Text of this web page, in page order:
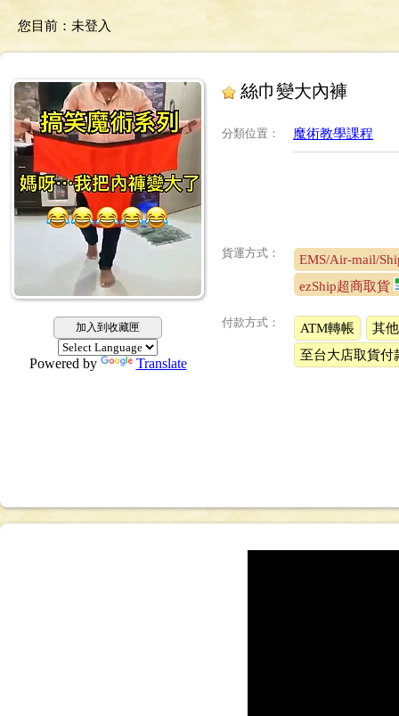
您目前： 未登入
加入到收藏匣
Powered by Translate
絲巾變大內褲
分類位置 ： 魔術教學課程
貨運方式：
EMS/Air-mail/
ezShip超商取貨
付款方式： ATM轉帳
其
至台大店取貨付